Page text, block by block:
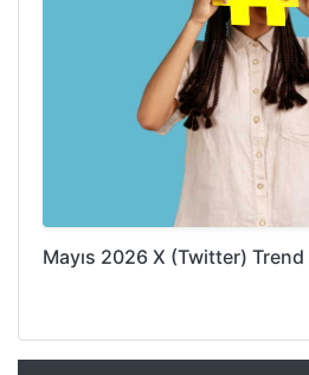
Mayıs 2026 X (Twitter)